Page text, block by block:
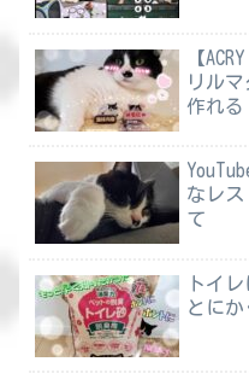
【
リル
作れる
なレ
て
トイ
とにか